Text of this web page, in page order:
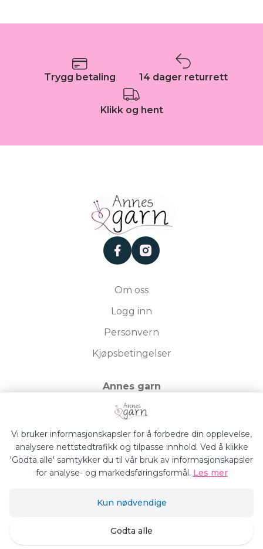
Trygg betaling 14 dager returrett
Klikk og hent
facebookinstagram
Om oss
Logg inn
Personvern
Kjøpsbetingelser
Annes garn
Storgata 19, 2750 Gran
Org.nr. 994050613
Siden driftes avShoplabs
Vi bruker informasjonskapsler for å forbedre din opplevelse,
analysere nettstedtrafikk og tilpasse innhold. Ved å klikke
'Godta alle' samtykker du til vår bruk av informasjonskapsler
for analyse- og markedsføringsformål. Les mer
Kun nødvendige
Godta alle